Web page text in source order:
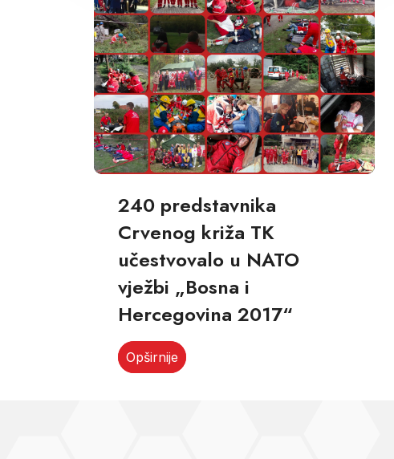
240 predstavnika
Crvenog križa TK
učestvovalo u NATO
vježbi „Bosna i
Hercegovina 2017“
Opširnije